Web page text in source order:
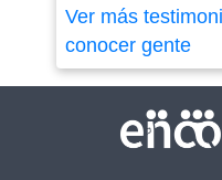
Ver más
conocer gente